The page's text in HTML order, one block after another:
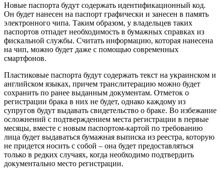
Новые паспорта будут содержать идентификационный код.
Он будет нанесен на паспорт графически и занесен в память
электронного чипа. Таким образом, у владельцев таких
паспортов отпадет необходимость в бумажных справках из
фискальной службы. Считать информацию, которая нанесена
на чип, можно будет даже с помощью современных
смартфонов.
Пластиковые паспорта будут содержать текст на украинском и
английском языках, причем транслитерацию можно будет
сохранить по ранее выданным документам. Отметок о
регистрации брака в них не будет, однако каждому из
супругов будут выдавать свидетельство о браке. Во избежание
осложнений с подтверждением места регистрации в первые
месяцы, вместе с новым паспортом-картой по требованию
лица будет выдаваться бумажная выписка из реестра, которую
не придется носить с собой – она будет предоставляться
только в редких случаях, когда необходимо подтвердить
документально место регистрации.